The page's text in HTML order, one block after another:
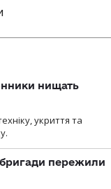
нищать
укриття та
бригади пережили